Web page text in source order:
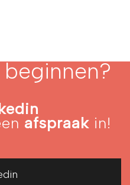
afspraak in!